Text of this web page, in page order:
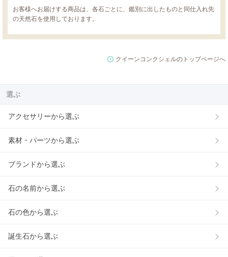
お客様へお届けする商品は、各石ごとに、鑑別に出したものと同仕入れ先
の天然石を使用しております。
クイーンコンクシェルのトップページへ
選ぶ
アクセサリーから選ぶ
素材・パーツから選ぶ
ブランドから選ぶ
石の名前から選ぶ
石の色から選ぶ
誕生石から選ぶ